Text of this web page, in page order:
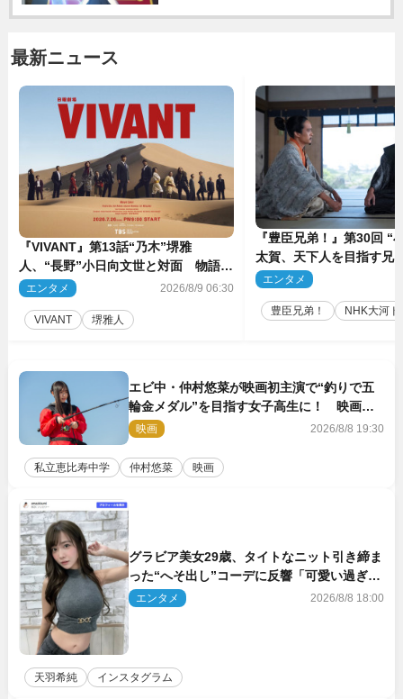
最新ニュース
『VIVANT』第13話“乃木”堺雅
人、“長野”小日向文世と対面 物語は
予想外の展開へ
エンタメ 2026/8/9 06:30
VIVANT 堺雅人
『豊臣兄弟！』第30回 “
太賀、天下人を目指す兄
亮と“清須会議”へ
エンタメ
豊臣兄弟！ NHK大河ド
エビ中・仲村悠菜が映画初主演で“釣りで五
輪金メダル”を目指す女子高生に！ 映画
『つりこまち』今秋公開
映画 2026/8/8 19:30
私立恵比寿中学 仲村悠菜 映画
グラビア美女29歳、タイトなニット引き締ま
った“へそ出し”コーデに反響「可愛い過ぎ
る」
エンタメ 2026/8/8 18:00
天羽希純 インスタグラム